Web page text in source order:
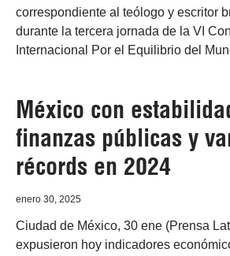
correspondiente al teólogo y escritor
durante la tercera jornada de la VI
Internacional Por el Equilibrio del
México con
finanzas públicas y
récords en 2024
enero 30, 2025
Ciudad de México, 30 ene (Prensa
expusieron hoy indicadores